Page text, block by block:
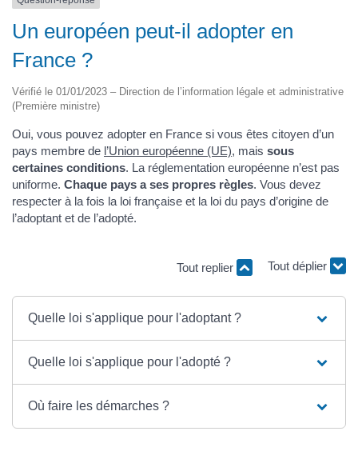
Un européen peut-il adopter en
France ?
Vérifié le 01/01/2023 – Direction de l’information légale et administrative
(Première ministre)
Oui, vous pouvez adopter en France si vous êtes citoyen d’un
pays membre de l’Union européenne (UE), mais sous
certaines conditions. La réglementation européenne n’est pas
uniforme. Chaque pays a ses propres règles. Vous devez
respecter à la fois la loi française et la loi du pays d’origine de
l’adoptant et de l’adopté.
Tout replier Tout déplier
Quelle loi s'applique pour l'adoptant ?
Quelle loi s'applique pour l'adopté ?
Où faire les démarches ?